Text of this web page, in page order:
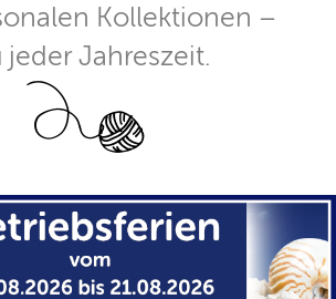
Kollektionen –
jeder Jahreszeit.